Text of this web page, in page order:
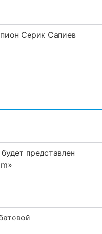
Серик Сапиев
представлен